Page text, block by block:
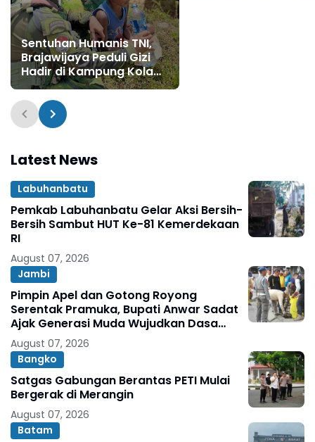
Sentuhan Humanis TNI,
Brajawijaya Peduli Gizi
Hadir di Kampung Kolam
Kenyam
Latest News
Labuhanbatu
Pemkab Labuhanbatu Gelar Aksi Bersih-
Bersih Sambut HUT Ke-81 Kemerdekaan
RI
August 07, 2026
Jambi
Pimpin Apel dan Gotong Royong
Serentak Pramuka, Bupati Anwar Sadat
Ajak Generasi Muda Wujudkan Dasa
Darma Melalui Aksi Nyata Peduli
Lingkungan
August 07, 2026
Bangko
Satgas Gabungan Berantas PETI Mulai
Bergerak di Merangin
August 07, 2026
Batam